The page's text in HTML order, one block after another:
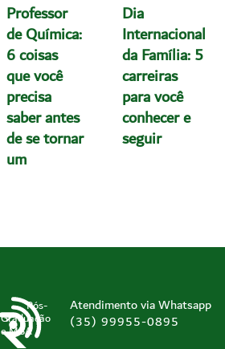
Professor
de Química:
6 coisas
que você
precisa
saber antes
de se tornar
um
Dia
Internacional
da Família: 5
carreiras
para você
conhecer e
seguir
Pós-
Graduação
e MBA
Atendimento via Whatsapp
(35) 99955-0895